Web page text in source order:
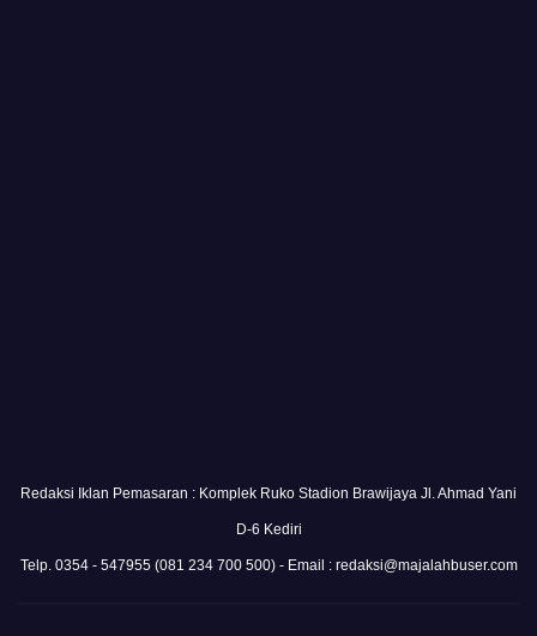
Redaksi Iklan Pemasaran : Komplek Ruko Stadion Brawijaya Jl. Ahmad Yani
D-6 Kediri
Telp. 0354 - 547955 (081 234 700 500) - Email : redaksi@majalahbuser.com